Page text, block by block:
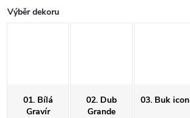
Výběr dekoru
01. Bílá
Gravír
02. Dub
Grande
03. Buk icon